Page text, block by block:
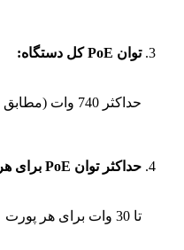
توان PoE کل دستگاه:
حداکثر 740 وات (مطابق با استاندارد IEEE 802.3at)
حداکثر توان PoE برای هر پورت:
تا 30 وات برای هر پورت